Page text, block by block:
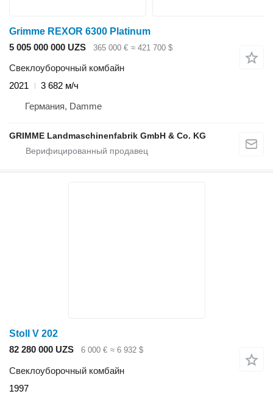
Grimme REXOR 6300 Platinum
5 005 000 000 UZS
365 000 € ≈ 421 700 $
Свеклоуборочный комбайн
2021
3 682 м/ч
Германия, Damme
GRIMME Landmaschinenfabrik GmbH & Co. KG
Stoll V 202
82 280 000 UZS
6 000 € ≈ 6 932 $
Свеклоуборочный комбайн
1997